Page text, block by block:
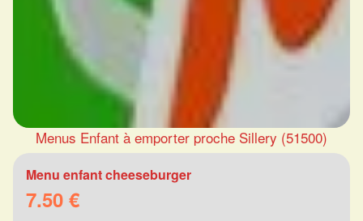
Menus Enfant à emporter proche Sillery (51500)
Menu enfant cheeseburger
7.50 €